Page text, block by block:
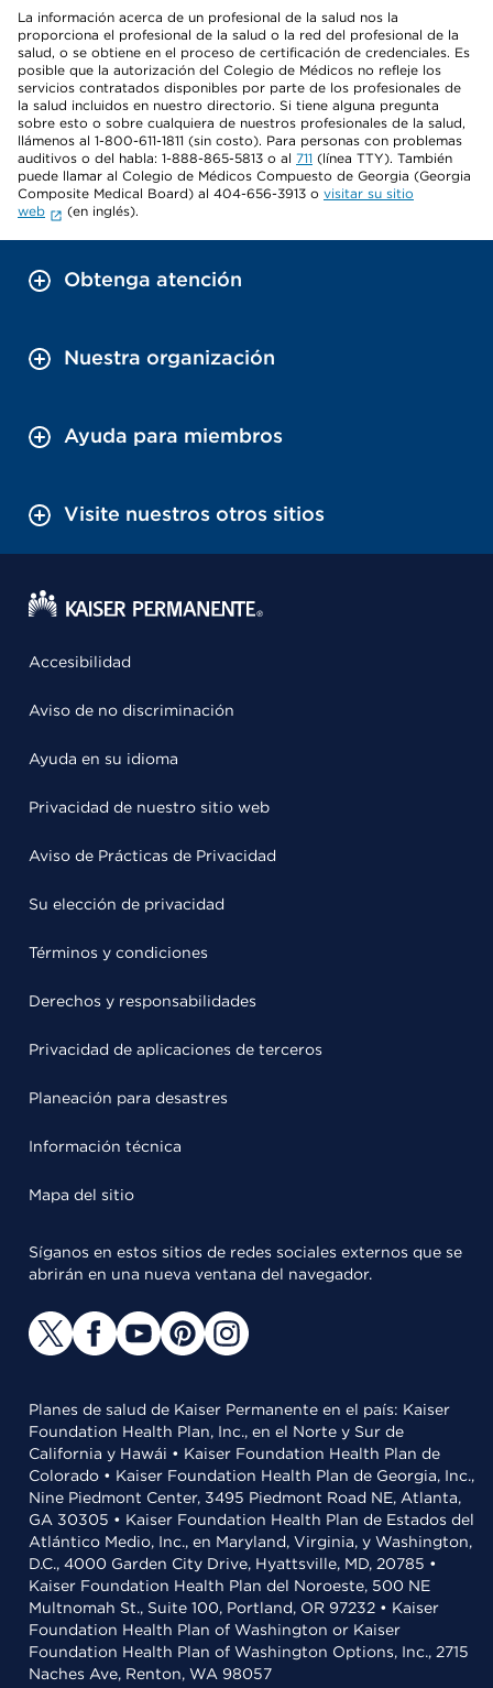
La información acerca de un profesional de la salud nos la
proporciona el profesional de la salud o la red del profesional de la
salud, o se obtiene en el proceso de certificación de credenciales. Es
posible que la autorización del Colegio de Médicos no refleje los
servicios contratados disponibles por parte de los profesionales de
la salud incluidos en nuestro directorio. Si tiene alguna pregunta
sobre esto o sobre cualquiera de nuestros profesionales de la salud,
llámenos al 1-800-611-1811 (sin costo). Para personas con problemas
auditivos o del habla: 1-888-865-5813 o al 711 (línea TTY). También
puede llamar al Colegio de Médicos Compuesto de Georgia (Georgia
Composite Medical Board) al 404-656-3913 o visitar su sitio
web
(en inglés).
Obtenga atención
Nuestra organización
Ayuda para miembros
Visite nuestros otros sitios
Accesibilidad
Aviso de no discriminación
Ayuda en su idioma
Privacidad de nuestro sitio web
Aviso de Prácticas de Privacidad
Su elección de privacidad
Términos y condiciones
Derechos y responsabilidades
Privacidad de aplicaciones de terceros
Planeación para desastres
Información técnica
Mapa del sitio
Síganos en estos sitios de redes sociales externos que se
abrirán en una nueva ventana del navegador.
Planes de salud de Kaiser Permanente en el país: Kaiser
Foundation Health Plan, Inc., en el Norte y Sur de
California y Hawái • Kaiser Foundation Health Plan de
Colorado • Kaiser Foundation Health Plan de Georgia, Inc.,
Nine Piedmont Center, 3495 Piedmont Road NE, Atlanta,
GA 30305 • Kaiser Foundation Health Plan de Estados del
Atlántico Medio, Inc., en Maryland, Virginia, y Washington,
D.C., 4000 Garden City Drive, Hyattsville, MD, 20785 •
Kaiser Foundation Health Plan del Noroeste, 500 NE
Multnomah St., Suite 100, Portland, OR 97232 • Kaiser
Foundation Health Plan of Washington or Kaiser
Foundation Health Plan of Washington Options, Inc., 2715
Naches Ave, Renton, WA 98057